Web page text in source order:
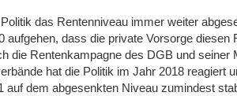
das Rentenniveau immer weiter
aufgehen, dass die private Vorsorge diesen
die Rentenkampagne des DGB und seiner
hat die Politik im Jahr 2018 reagiert
auf dem abgesenkten Niveau zumindest